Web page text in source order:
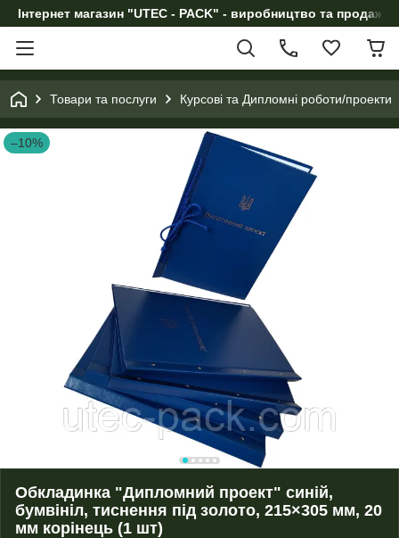
Інтернет магазин "UTEC - PACK" - виробництво та продаж
Товари та послуги Курсові та Дипломні роботи/проекти
–10%
Обкладинка "Дипломний проект" синій,
бумвініл, тиснення під золото, 215×305 мм, 20
мм корінець (1 шт)